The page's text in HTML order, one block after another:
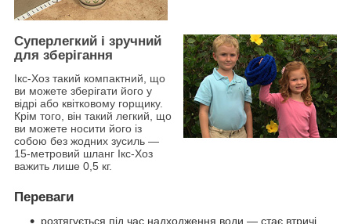
Суперлегкий і зручний
для зберігання
Ікс-Хоз такий компактний, що
ви можете зберігати його у
відрі або квітковому горщику.
Крім того, він такий легкий, що
ви можете носити його із
собою без жодних зусиль —
15-метровий шланг Ікс-Хоз
важить лише 0,5 кг.
Переваги
розтягується під час надходження води — стає втричі